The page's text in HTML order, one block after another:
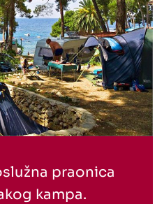
praonica
kampa.